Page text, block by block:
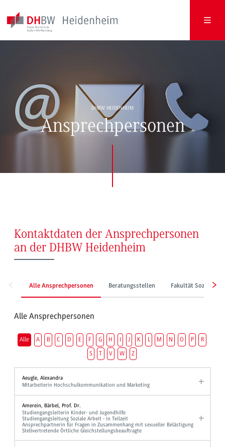
DHBW HEIDENHEIM
Ansprechpersonen
Kontaktdaten der Ansprechpersonen
an der DHBW Heidenheim
Alle Ansprechpersonen Beratungsstellen Fakultät
Alle Ansprechpersonen
Alle A B C D E F G H I J K L M N O P
R
S
T V W Z
Aeugle, Alexandra
Mitarbeiterin Hochschulkommunikation und Marketing
Amerein, Bärbel, Prof. Dr.
Studiengangsleiterin Kinder- und Jugendhilfe
Studiengangsleitung Soziale Arbeit - in Teilzeit
Ansprechpartnerin für Fragen in Zusammenhang mit sexueller Belästigung
Stellvertretende Örtliche Gleichstellungsbeauftragte